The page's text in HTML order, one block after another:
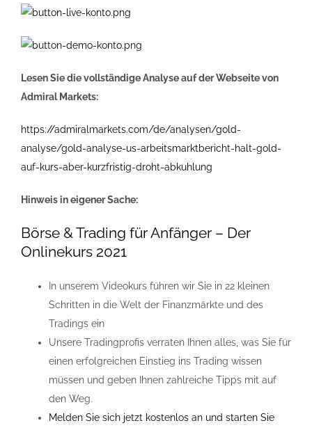
Lesen Sie die vollständige Analyse auf der Webseite von
Admiral Markets:
https://admiralmarkets.com/de/analysen/gold-
analyse/gold-analyse-us-arbeitsmarktbericht-halt-gold-
auf-kurs-aber-kurzfristig-droht-abkuhlung
Hinweis in eigener Sache:
Börse & Trading für Anfänger – Der
Onlinekurs 2021
In unserem Videokurs führen wir Sie in 22 kleinen
Schritten in die Welt der Finanzmärkte und des
Tradings ein
Unsere Tradingprofis verraten Ihnen alles, was Sie für
einen erfolgreichen Einstieg ins Trading wissen
müssen und geben Ihnen zahlreiche Tipps mit auf
den Weg.
Melden Sie sich jetzt kostenlos an und starten Sie